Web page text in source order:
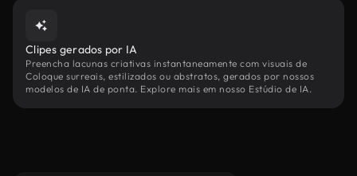
Clipes gerados por IA
Preencha lacunas criativas instantaneamente com visuais de
Coloque surreais, estilizados ou abstratos, gerados por nossos
modelos de IA de ponta. Explore mais em nosso Estúdio de IA.